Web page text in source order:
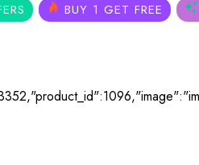
BUY 1 GET FREE